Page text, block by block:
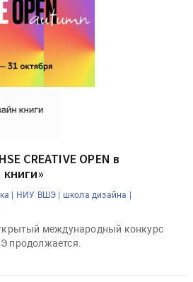
CREATIVE OPEN в
| НИУ ВШЭ |
школа дизайна |
международный конкурс
продолжается.